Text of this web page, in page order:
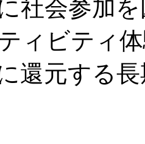
社会参加
ィビティ
還元する